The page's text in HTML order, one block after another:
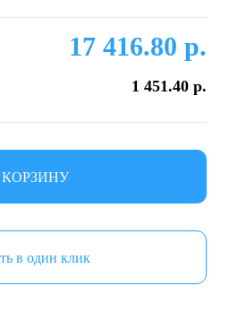
17 416.80 р.
1 451.40 р.
КОРЗИНУ
в один клик